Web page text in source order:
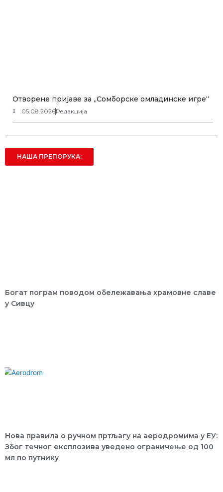
Отворене пријаве за „Сомборске омладинске игре“
05.08.2026Редакција
НАША ПРЕПОРУКА:
Богат пограм поводом обележавања храмовне славе
у Сивцу
Нова правила о ручном пртљагу на аеродромима у ЕУ:
Због течног експлозива уведено ограничење од 100
мл по путнику